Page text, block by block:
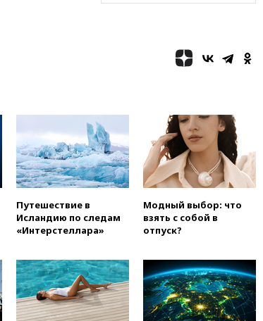
Путин поручил
The Atlantic: Маск
отказал Украине в
использовании Starlink для
атак вглубь РФ
вчера, 21:35После пожара на
уголовное дело
вчера, 21:26Лидеры сборной
Хорватии
вчера, 21:15Пентагон
опубликовал 16 новых видео с
НЛО
Путешествие в
Исландию по следам
«Интерстеллара»
Модный выбор: что
взять с собой в
отпуск?